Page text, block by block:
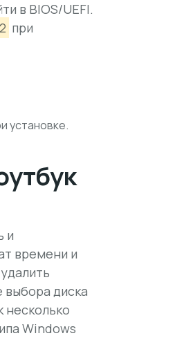
в BIOS/UEFI.
при
установке.
и
времени и
выбора диска
несколько
Windows